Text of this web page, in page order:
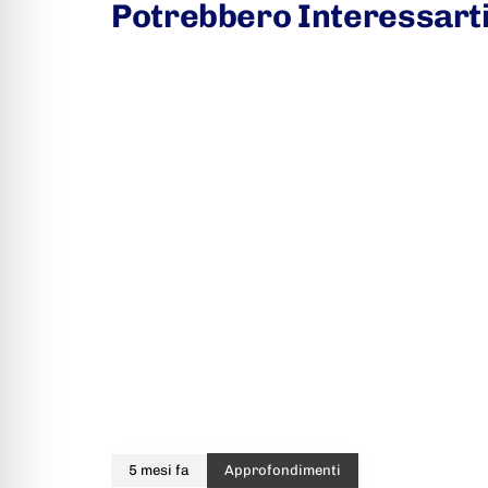
Potrebbero Interessarti
5 mesi fa Approfondimenti